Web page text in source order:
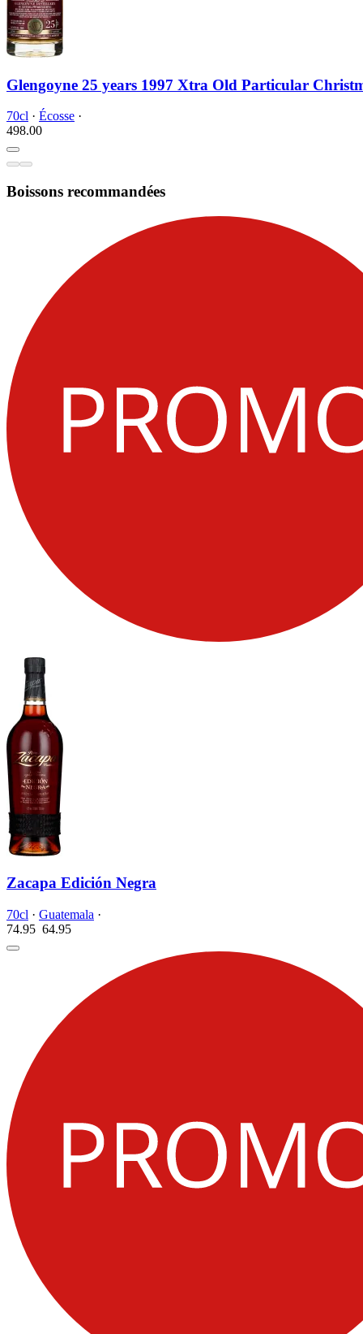
Glengoyne 25 years 1997 Xtra Old Particular
70cl · Écosse ·
498.00
Boissons recommandées
Zacapa Edición Negra
70cl · Guatemala ·
74.95 64.95